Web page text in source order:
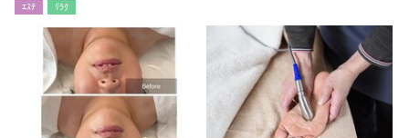
ｴｽﾃ ﾘﾗｸ